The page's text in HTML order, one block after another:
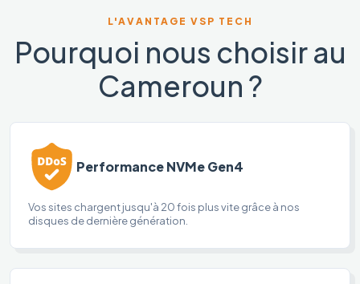
L'AVANTAGE VSP TECH
Pourquoi nous choisir au
Cameroun ?
Performance NVMe Gen4
Vos sites chargent jusqu'à 20 fois plus vite grâce à nos
disques de dernière génération.